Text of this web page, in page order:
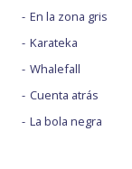
En la zona gris
Karateka
Whalefall
Cuenta atrás
La bola negra